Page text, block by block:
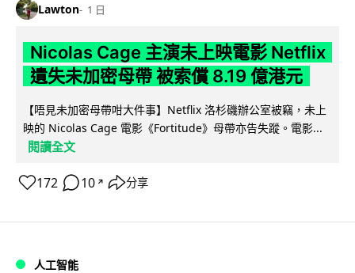
Lawton 1 日
Nicolas Cage 主演未上映電影 Netflix
遺失未加密母帶 被索償 8.19 億港元
【唔見未加密母帶咁大件事】Netflix 洛杉磯辦公室被竊，未上
映的 Nicolas Cage 電影《Fortitude》母帶亦告失蹤。電影...
閱讀全文
172 10 ↗ 分享
人工智能